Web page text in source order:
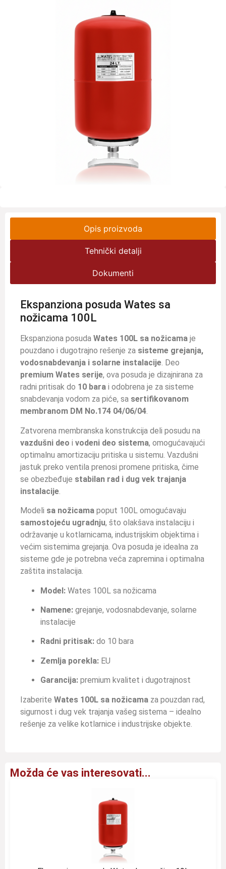
Opis proizvoda
Tehnički detalji
Dokumenti
Ekspanziona posuda Wates sa
nožicama 100L
Ekspanziona posuda Wates 100L sa nožicama je
pouzdano i dugotrajno rešenje za sisteme grejanja,
vodosnabdevanja i solarne instalacije. Deo
premium Wates serije, ova posuda je dizajnirana za
radni pritisak do 10 bara i odobrena je za sisteme
snabdevanja vodom za piće, sa sertifikovanom
membranom DM No.174 04/06/04.
Zatvorena membranska konstrukcija deli posudu na
vazdušni deo i vodeni deo sistema, omogućavajući
optimalnu amortizaciju pritiska u sistemu. Vazdušni
jastuk preko ventila prenosi promene pritiska, čime
se obezbeđuje stabilan rad i dug vek trajanja
instalacije
Modeli sa nožicama poput 100L omogućavaju
samostojeću ugradnju, što olakšava instalaciju i
održavanje u kotlarnicama, industrijskim objektima i
većim sistemima grejanja. Ova posuda je idealna za
sisteme gde je potrebna veća zapremina i optimalna
zaštita instalacija.
Model: Wates 100L sa nožicama
Namene: grejanje, vodosnabdevanje, solarne
instalacije
Radni pritisak: do 10 bara
Zemlja porekla: EU
Garancija: premium kvalitet i dugotrajnost
Izaberite Wates 100L sa nožicama za pouzdan rad,
sigurnost i dug vek trajanja vašeg sistema – idealno
rešenje za velike kotlarnice i industrijske objekte.
Možda će vas interesovati...